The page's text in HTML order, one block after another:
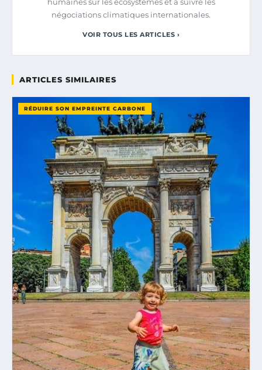
négociations climatiques internationales.
VOIR TOUS LES ARTICLES ›
ARTICLES SIMILAIRES
RÉDUIRE SON EMPREINTE CARBONE